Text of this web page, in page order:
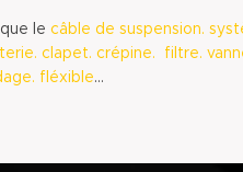
que lecâble de suspension.
clapet. crépine. filtre.
fléxible…